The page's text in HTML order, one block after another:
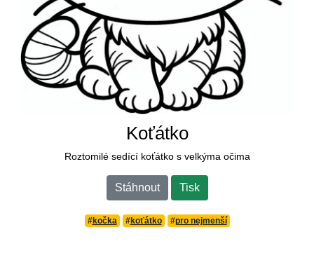
Koťátko
Roztomilé sedící koťátko s velkýma očima
Stáhnout Tisk
#kočka #koťátko #pro nejmenší